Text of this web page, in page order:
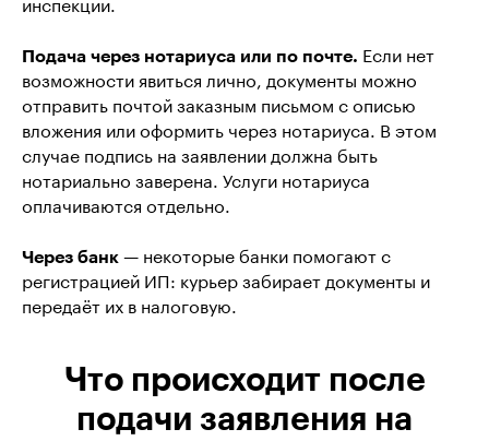
инспекции.
Подача через нотариуса или по почте. Если нет
возможности явиться лично, документы можно
отправить почтой заказным письмом с описью
вложения или оформить через нотариуса. В этом
случае подпись на заявлении должна быть
нотариально заверена. Услуги нотариуса
оплачиваются отдельно.
Через банк — некоторые банки помогают с
регистрацией ИП: курьер забирает документы и
передаёт их в налоговую.
Что происходит после
подачи заявления на